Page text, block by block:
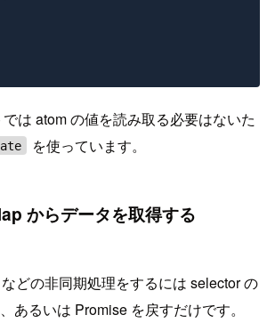
は atom の値を読み取る必要はないた
を使っています。
からデータを取得する
どの非同期処理をするには selector の
あるいは Promise を戻すだけです。